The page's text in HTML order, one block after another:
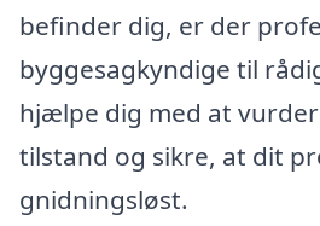
befinder dig, er der
byggesagkyndige til
hjælpe dig med at
tilstand og sikre, at dit
gnidningsløst.